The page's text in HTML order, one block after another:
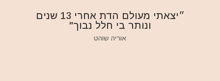
״יצאתי מעולם הדת אחרי 13 שנים
ונותר בי חלל נבוך"
אוריה שוהט